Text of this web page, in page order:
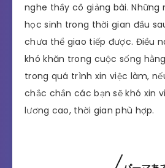
nghe thầy cô giảng bài.
học sinh trong thời gian đầu
chưa thể giao tiếp được. Điều
khó khăn trong cuộc sống
trong quá trình xin việc làm,
chắc chắn các bạn sẽ khó xin
lương cao, thời gian phù hợp.